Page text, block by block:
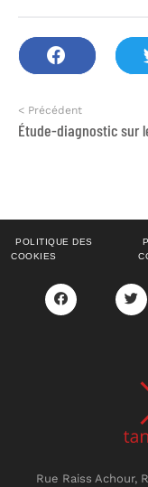
< Précédent
POLITIQUE DES
COOKIES
Rue Raiss Achour,